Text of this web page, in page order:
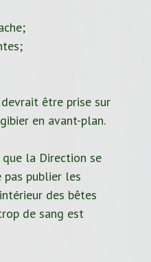
être prise sur
en avant-plan.
la Direction se
publier les
des bêtes
de sang est